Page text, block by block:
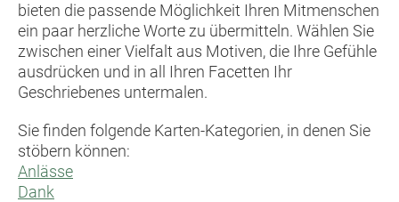
bieten die passende Möglichkeit Ihren Mitmenschen
ein paar herzliche Worte zu übermitteln. Wählen Sie
zwischen einer Vielfalt aus Motiven, die Ihre Gefühle
ausdrücken und in all Ihren Facetten Ihr
Geschriebenes untermalen.
Sie finden folgende Karten-Kategorien, in denen Sie
stöbern können:
Anlässe
Dank